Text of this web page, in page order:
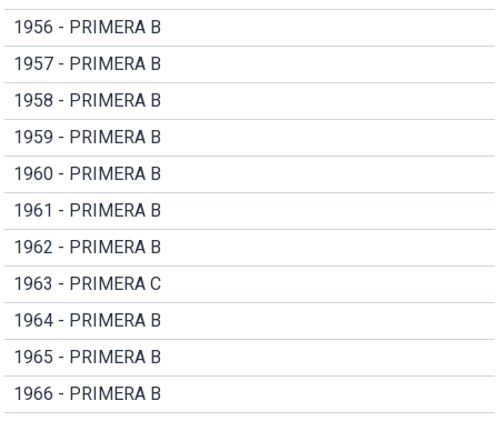
1956 - PRIMERA B
1957 - PRIMERA B
1958 - PRIMERA B
1959 - PRIMERA B
1960 - PRIMERA B
1961 - PRIMERA B
1962 - PRIMERA B
1963 - PRIMERA C
1964 - PRIMERA B
1965 - PRIMERA B
1966 - PRIMERA B